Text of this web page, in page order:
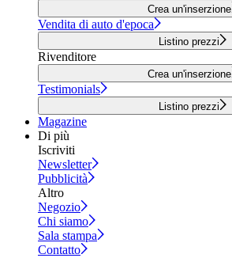
Crea un'inserzione
Vendita di auto d'epoca
Listino prezzi
Rivenditore
Crea un'inserzione
Testimonials
Listino prezzi
Magazine
Di più
Iscriviti
Newsletter
Pubblicità
Altro
Negozio
Chi siamo
Sala stampa
Contatto